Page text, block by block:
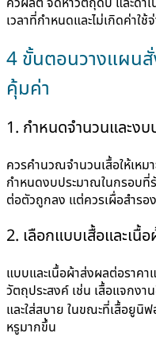
เวลาที่กำหนดและไม่เกิดค่าใช้
4 ขั้นตอนวางแผนสั่
คุ้มค่า
1. กำหนดจำนวนและงบ
ควรคำนวณจำนวนเสื้อให้เห
กำหนดงบประมาณในกรอบที่
ต่อตัวถูกลง แต่ควรเผื่อสำร
2. เลือกแบบเสื้อและเนื้อ
แบบและเนื้อผ้าส่งผลต่อราคา
วัตถุประสงค์ เช่น เสื้อแจกงา
และใส่สบาย ในขณะที่เสื้อยูนิ
หรูมากขึ้น